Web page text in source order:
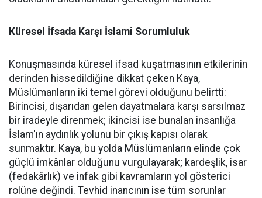
Küresel İfsada Karşı İslami Sorumluluk
Konuşmasında küresel ifsad kuşatmasının etkilerinin
derinden hissedildiğine dikkat çeken Kaya,
Müslümanların iki temel görevi olduğunu belirtti:
Birincisi, dışarıdan gelen dayatmalara karşı sarsılmaz
bir iradeyle direnmek; ikincisi ise bunalan insanlığa
İslam'ın aydınlık yolunu bir çıkış kapısı olarak
sunmaktır. Kaya, bu yolda Müslümanların elinde çok
güçlü imkânlar olduğunu vurgulayarak; kardeşlik, isar
(fedakârlık) ve infak gibi kavramların yol gösterici
rolüne değindi. Tevhid inancının ise tüm sorunlar